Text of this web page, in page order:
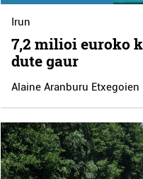
Irun
7,2 milioi euroko
dute gaur
Alaine Aranburu Etxegoien